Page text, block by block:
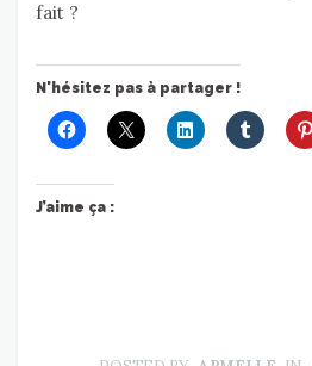
fait ?
N'hésitez pas à partager !
J’aime ça :